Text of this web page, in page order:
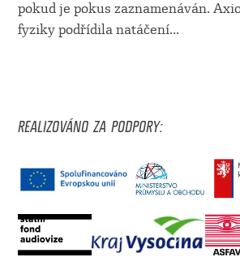
pokud je pokus zaznamenáván.
fyziky podřídila natáčení...
REALIZOVÁNO ZA PODPORY: